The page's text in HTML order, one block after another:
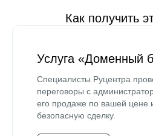
Как получить
Услуга «Доменный
Специалисты Руцентра
переговоры с
его продаже по вашей цене
безопасную сделку.